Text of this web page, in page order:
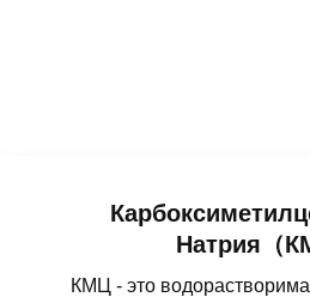
Натрия（
КМЦ - это